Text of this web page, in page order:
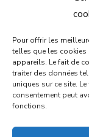
Pour offrir les
telles que les cookies
appareils. Le fait de
traiter des données
uniques sur ce site.
consentement peut
fonctions.